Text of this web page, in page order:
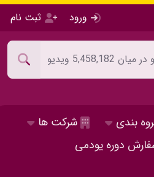
ورود ثبت نام
بندی
شرکت ها
دوره یودمی